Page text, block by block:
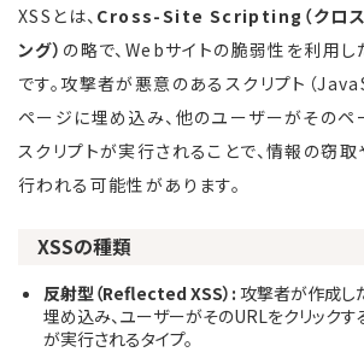
XSSとは、 Cross-Site Scripting（クロス
ング） の略で、Webサイトの脆弱性を利用
です。攻撃者が悪意のあるスクリプト（
ページに埋め込み、他のユーザーがそのペ
スクリプトが実行されることで、情報の窃
行われる可能性があります。
XSSの種類
反射型（Reflected XSS）: 攻撃者が作成し
埋め込み、ユーザーがそのURLをクリックす
が実行されるタイプ。